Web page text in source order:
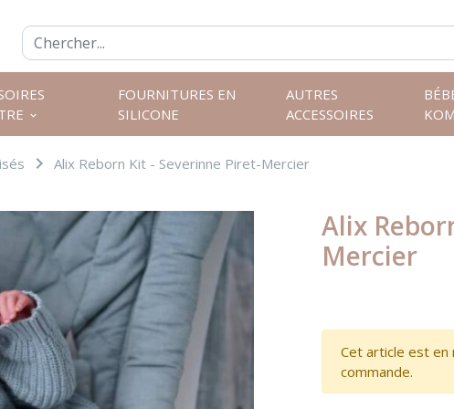
keyboard_arrow_down
FOURNITURES EN
SILICONE
AUTRES
ACCESSOIRES
navigate_next Alix Reborn Kit - Severinne Piret-Mercier
Alix
Mercier
Cet article est en
commande.